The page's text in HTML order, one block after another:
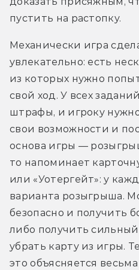
пустить на растопку.
Механически игра
увлекательно: есть
из которых нужно
свой ход. У всех
штрафы, и игроку
свои возможности и
основа игры —
то напоминает
или «Уотергейт»: у
варианта розыгрыша.
безопасно и получить
либо получить
убрать карту из игры.
это объясняется